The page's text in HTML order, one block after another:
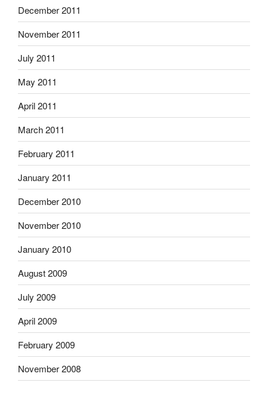
December 2011
November 2011
July 2011
May 2011
April 2011
March 2011
February 2011
January 2011
December 2010
November 2010
January 2010
August 2009
July 2009
April 2009
February 2009
November 2008